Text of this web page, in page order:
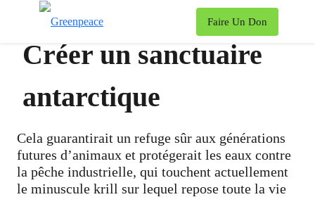
Faire Un Don
Créer un sanctuaire
antarctique
Cela guarantirait un refuge sûr aux générations
futures d’animaux et protégerait les eaux contre
la pêche industrielle, qui touchent actuellement
le minuscule krill sur lequel repose toute la vie